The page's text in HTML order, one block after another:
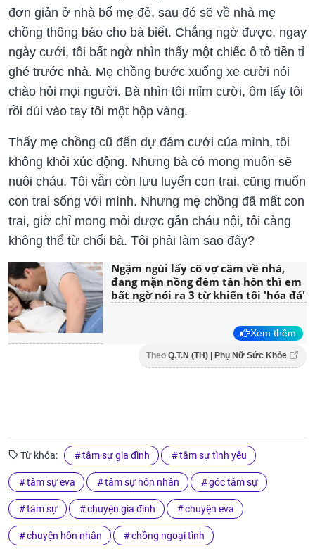
đơn giản ở nhà bố mẹ đẻ, sau đó sẽ về nhà mẹ
chồng thông báo cho bà biết. Chẳng ngờ được, ngay
ngày cưới, tôi bất ngờ nhìn thấy một chiếc ô tô tiền tỉ
ghé trước nhà. Mẹ chồng bước xuống xe cười nói
chào hỏi mọi người. Bà nhìn tôi mỉm cười, ôm lấy tôi
rồi dúi vào tay tôi một hộp vàng.
Thấy mẹ chồng cũ đến dự đám cưới của mình, tôi
không khỏi xúc động. Nhưng bà có mong muốn sẽ
nuôi cháu. Tôi vẫn còn lưu luyến con trai, cũng muốn
con trai sống với mình. Nhưng mẹ chồng đã mất con
trai, giờ chỉ mong mỏi được gần cháu nội, tôi càng
không thể từ chối bà. Tôi phải làm sao đây?
Ngậm ngùi lấy cô vợ câm về nhà,
đang mặn nồng đêm tân hôn thì em
bất ngờ nói ra 3 từ khiến tôi 'hóa đá'
Xem thêm
Theo Q.T.N (TH) | Phụ Nữ Sức Khỏe
Từ khóa: tâm sự gia đình tâm sự tình yêu
tâm sự eva tâm sự hôn nhân góc tâm sự
tâm sự chuyện gia đình chuyện eva
chuyện hôn nhân chồng ngoại tình